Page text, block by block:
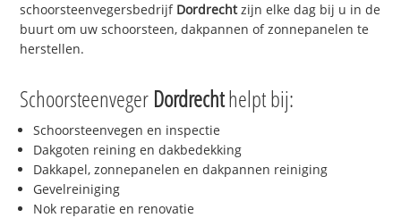
schoorsteenvegersbedrijf Dordrechtzijn elke dag bij u in de
buurt om uw schoorsteen, dakpannen of zonnepanelen te
herstellen.
Schoorsteenveger Dordrechthelpt bij:
Schoorsteenvegen en inspectie
Dakgoten reining en dakbedekking
Dakkapel, zonnepanelen en dakpannen reiniging
Gevelreiniging
Nok reparatie en renovatie